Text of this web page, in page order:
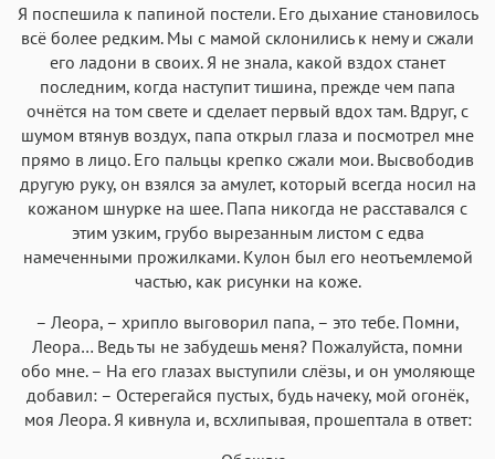
Я поспешила к папиной постели. Его дыхание становилось
всё более редким. Мы с мамой склонились к нему и сжали
его ладони в своих. Я не знала, какой вздох станет
последним, когда наступит тишина, прежде чем папа
очнётся на том свете и сделает первый вдох там. Вдруг, с
шумом втянув воздух, папа открыл глаза и посмотрел мне
прямо в лицо. Его пальцы крепко сжали мои. Высвободив
другую руку, он взялся за амулет, который всегда носил на
кожаном шнурке на шее. Папа никогда не расставался с
этим узким, грубо вырезанным листом с едва
намеченными прожилками. Кулон был его неотъемлемой
частью, как рисунки на коже.
– Леора, – хрипло выговорил папа, – это тебе. Помни,
Леора… Ведь ты не забудешь меня? Пожалуйста, помни
обо мне. – На его глазах выступили слёзы, и он умоляюще
добавил: – Остерегайся пустых, будь начеку, мой огонёк,
моя Леора. Я кивнула и, всхлипывая, прошептала в ответ: